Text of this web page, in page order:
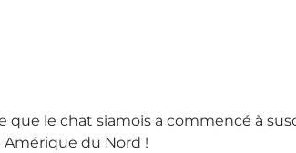
que le chat siamois a commencé à
Amérique du Nord !